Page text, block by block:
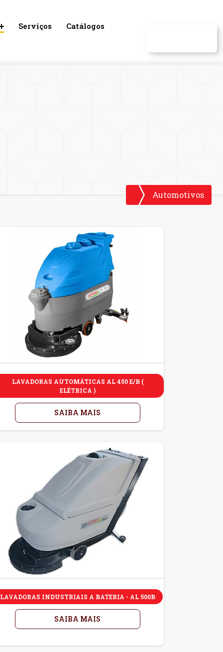
Serviços Catálogos
Automotivos
LAVADORAS AUTOMÁTICAS AL 450 E/B (
ELÉTRICA )
SAIBA MAIS
LAVADORAS INDUSTRIAIS A BATERIA - AL 500B
SAIBA MAIS